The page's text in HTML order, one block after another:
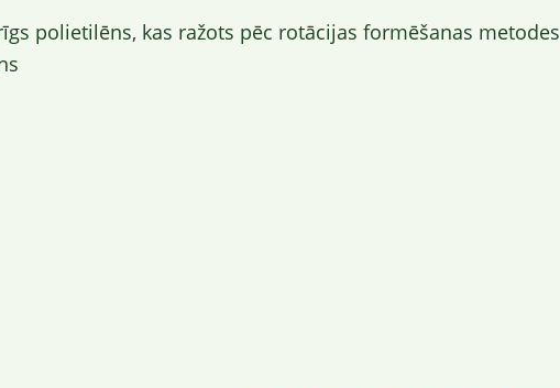
polietilēns, kas ražots pēc rotācijas formēšanas metodes